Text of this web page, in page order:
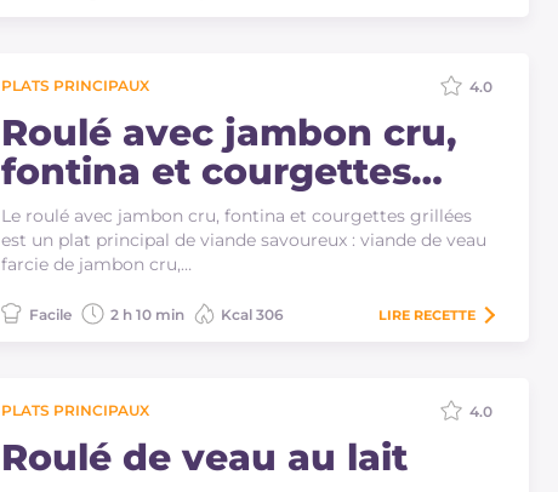
PLATS PRINCIPAUX
Roulé avec jambon cru,
fontina et courgettes
grillées
Le roulé avec jambon cru, fontina et courgettes grillées
est un plat principal de viande savoureux : viande de veau
farcie de jambon cru,…
4.0
Facile 2 h 10 min Kcal 306 LIRE RECETTE
PLATS PRINCIPAUX
Roulé de veau au lait
4.0